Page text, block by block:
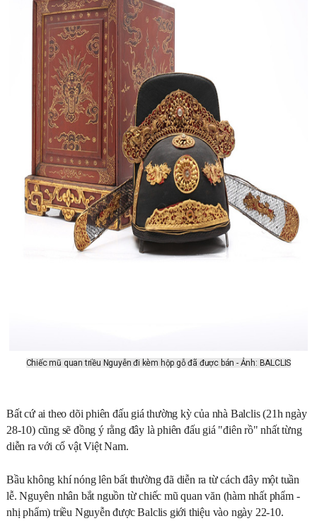
Chiếc mũ quan triều Nguyễn đi kèm hộp gỗ đã được bán - Ảnh: BALCLIS
Bất cứ ai theo dõiphiên đấu giá thường kỳ của nhà Balclis (21h ngày
28-10) cũng sẽ đồng ý rằng đây là phiên đấu giá "điên rồ" nhất từng
diễn ra với cổ vật Việt Nam.
Bầu không khí nóng lên bất thường đã diễn ra từ cách đây một tuần
lễ. Nguyên nhân bắt nguồn từ chiếc mũ quan văn (hàm nhất phẩm -
nhị phẩm) triều Nguyễn được Balclis giới thiệu vào ngày 22-10.